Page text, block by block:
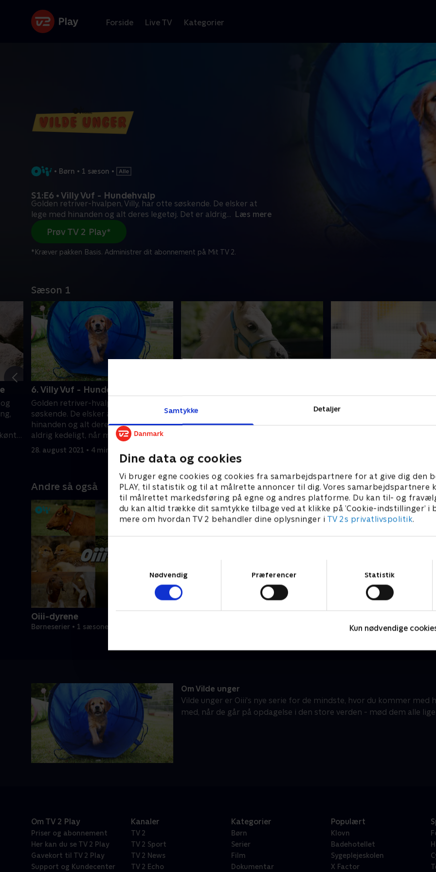
Samtykke Detaljer
Dine data og cookies
Vi bruger egne cookies og cookies fra samarbejdspartnere for at give dig den
PLAY, til statistik og til at målrette annoncer til dig. Vores samarbejdspartnere
til målrettet markedsføring på egne og andres platforme. Du kan til- og
du kan altid trække dit samtykke tilbage ved at klikke på ’Cookie-indstillinger’ i
mere om hvordan TV 2 behandler dine oplysninger i TV 2s privatlivspolitik.
Nødvendig
Præferencer Statistik
Kun nødvendige
Forside Live TV Kategorier
• Børn • 1 sæson •
S1:E6 • Villy Vuf - Hundehvalp
Golden retriver-hvalpen, Villy, har otte søskende. De elsker at
lege med hinanden og alt deres legetøj. Det er aldrig... Læs mere
Prøv TV 2 Play*
*Kræver pakken Basis. Administrer dit abonnement på Mit TV 2.
Sæson 1
6. Villy Vuf - Hundehvalp
Golden retriver-hvalpen, Villy, har otte
søskende. De elsker at lege med
hinanden og alt deres legetøj. Det er
aldrig kedeligt, når man har så mange
søskende
28. august 2021 • 4 min
drømmer om at være ged. Han elsker
at springe rundt på marken. I dag
elsker at spise græs og
Andre så også
Oiii-dyrene
Børneserier • 1 sæsoner
Om Vilde unger
Vilde unger er Oiii's nye serie for de mindste, hvor du kommer med
med, når de går på opdagelse i den store verden - mød dem alle
Om TV 2 Play
Priser og abonnement
Her kan du se TV 2 Play
Gavekort til TV 2 Play
Support og Kundecenter
Kanaler
TV 2
TV 2 Sport
TV 2 News
TV 2 Echo
Kategorier
Børn
Serier
Film
Dokumentar
Populært
Klovn
Badehotellet
Sygeplejeskolen
X Factor